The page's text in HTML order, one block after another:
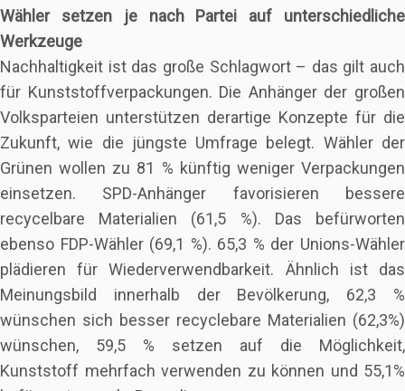
Wähler setzen je nach Partei auf unterschiedliche
Werkzeuge
Nachhaltigkeit ist das große Schlagwort – das gilt auch
für Kunststoffverpackungen. Die Anhänger der großen
Volksparteien unterstützen derartige Konzepte für die
Zukunft, wie die jüngste Umfrage belegt. Wähler der
Grünen wollen zu 81 % künftig weniger Verpackungen
einsetzen. SPD-Anhänger favorisieren bessere
recycelbare Materialien (61,5 %). Das befürworten
ebenso FDP-Wähler (69,1 %). 65,3 % der Unions-Wähler
plädieren für Wiederverwendbarkeit. Ähnlich ist das
Meinungsbild innerhalb der Bevölkerung, 62,3 %
wünschen sich besser recyclebare Materialien (62,3%)
wünschen, 59,5 % setzen auf die Möglichkeit,
Kunststoff mehrfach verwenden zu können und 55,1%